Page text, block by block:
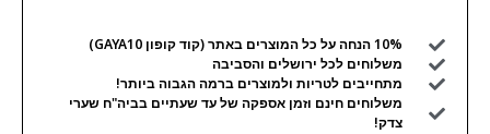
10% הנחה על כל המוצרים באתר (קוד קופון GAYA10)
משלוחים לכל ירושלים והסביבה
מתחייבים לטריות ולמוצרים ברמה הגבוה ביותר!
משלוחים חינם וזמן אספקה של עד שעתיים בביה"ח שערי
צדק!